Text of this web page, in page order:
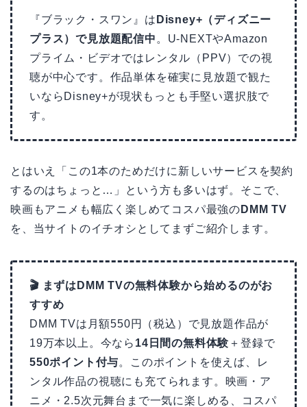
『ブラック・スワン』は Disney+（ディズニー
プラス）で見放題配信中 。U-NEXTやAmazon
プライム・ビデオではレンタル（PPV）での視
聴が中心です。作品単体を確実に見放題で観た
いならDisney+が現状もっとも手堅い選択肢で
す。
とはいえ「この1本のためだけに新しいサービスを契約
するのはちょっと…」という方も多いはず。そこで、
映画もアニメも幅広く楽しめてコスパ最強の DMM TV
を、当サイトのイチオシとしてまずご紹介します。
🎬 まずはDMM TVの無料体験から始めるのがお
すすめ
DMM TVは月額550円（税込）で見放題作品が
19万本以上。今なら 14日間の無料体験 ＋登録で
550ポイント付与。このポイントを使えば、レ
ンタル作品の視聴にも充てられます。映画・ア
ニメ・2.5次元舞台まで一気に楽しめる、コスパ